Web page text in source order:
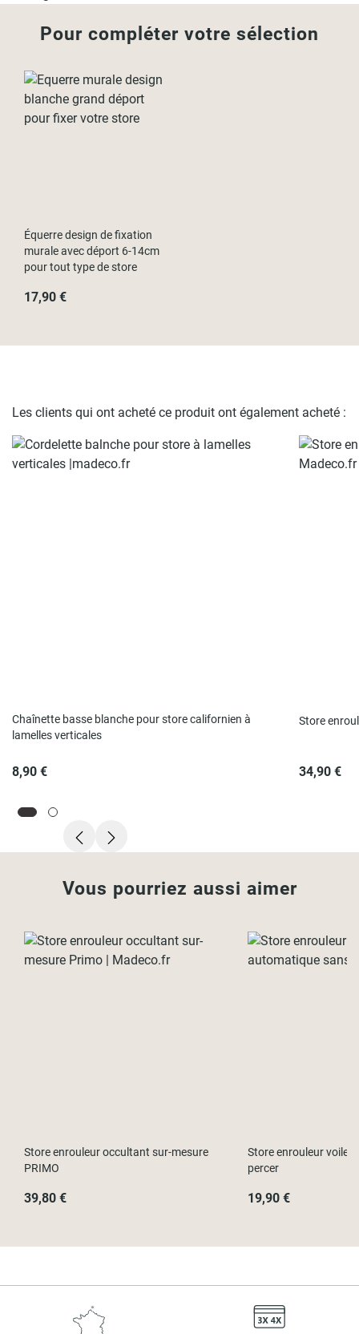
- L210cm x H190cm / L214cm x H190cm
Pour compléter votre sélection
Équerre design de fixation
murale avec déport 6-14cm
pour tout type de store
17,90 €
Les clients qui ont acheté ce produit ont également acheté :
Chaînette basse blanche pour store californien à
lamelles verticales
8,90 €
Store
34,90 €
Vous pourriez aussi aimer
Store enrouleur occultant sur-mesure
PRIMO
39,80 €
Store enrouleur voile
percer
19,90 €